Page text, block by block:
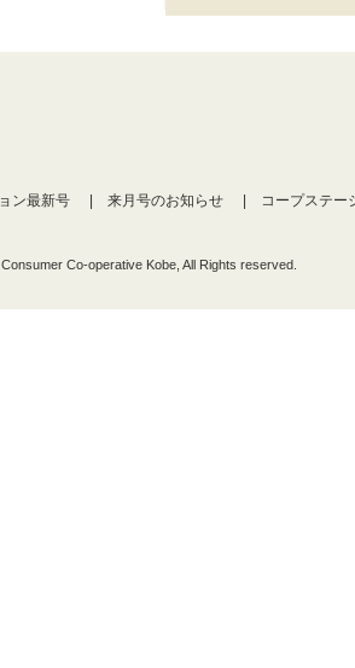
ン最新号 来月号のお知らせ コープステー
Co-operative Kobe, All Rights reserved.